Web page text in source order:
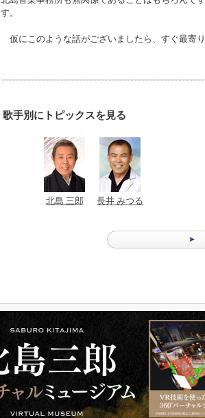
す。
仮にこのような話がございましたら、すぐ最寄
歌手別にトピックスを見る
北島 三郎 長井 みつる